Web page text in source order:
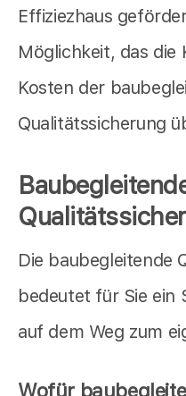
Effiziezhaus
Möglichkeit, das die
Kosten der
Qualitätssicherung
Die baubegleitende
bedeutet für Sie ein
auf dem Weg zum
Wofür